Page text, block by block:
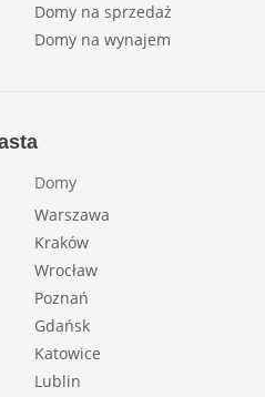
Domy na sprzedaż
Domy na wynajem
Domy
Warszawa
Kraków
Wrocław
Poznań
Gdańsk
Katowice
Lublin